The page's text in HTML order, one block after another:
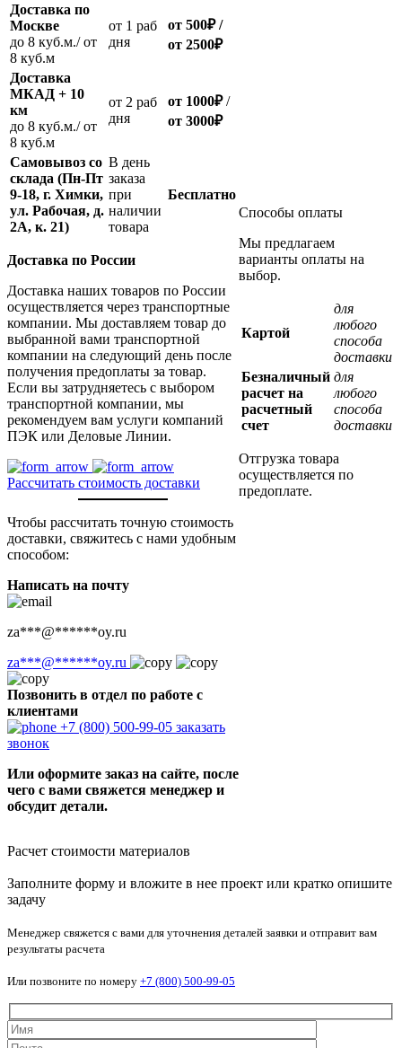
Доставка по
Москве
до 8 куб.м./ от
8 куб.м
oт 1 раб
дня
от 500₽/
от 2500₽
Доставка
МКАД + 10
км
до 8 куб.м./ от
8 куб.м
oт 2 раб
дня
от 1000₽/
от 3000₽
Самовывоз со
склада (Пн-Пт
9-18, г. Химки,
ул. Рабочая, д.
2А, к. 21)
В день
заказа
при
наличии
товара
Бесплатно
Доставка по России
Доставка наших товаров по России
осуществляется через транспортные
компании. Мы доставляем товар до
выбранной вами транспортной
компании на следующий день после
получения предоплаты за товар.
Если вы затрудняетесь с выбором
транспортной компании, мы
рекомендуем вам услуги компаний
ПЭК или Деловые Линии.
Рассчитать стоимость доставки
Чтобы рассчитать точную стоимость
доставки, свяжитесь с нами удобным
способом:
Написать на почту
za***@******oy.ru
za***@******oy.ru
Позвонить в отдел по работе с
клиентами
+7 (800) 500-99-05 заказать
звонок
Или оформите заказ на сайте, после
чего с вами свяжется менеджер и
обсудит детали.
Способы оплаты
Мы предлагаем
варианты оплаты на
выбор.
Картой
для
любого
способа
доставки
Безналичный
расчет на
расчетный
счет
для
любого
способа
доставки
Отгрузка товара
осуществляется по
предоплате.
Расчет стоимости материалов
Заполните форму и вложите в нее проект или кратко опишите
задачу
Менеджер свяжется с вами для уточнения деталей заявки и отправит вам
результаты расчета
Или позвоните по номеру +7 (800) 500-99-05